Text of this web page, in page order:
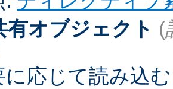
有オブジェクト (
に応じて読み込